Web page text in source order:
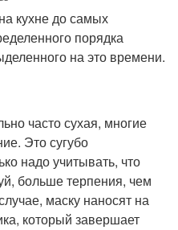
кухне до самых
порядка
на это времени.
часто сухая, многие
Это сугубо
надо учитывать, что
больше терпения, чем
маску наносят на
который завершает